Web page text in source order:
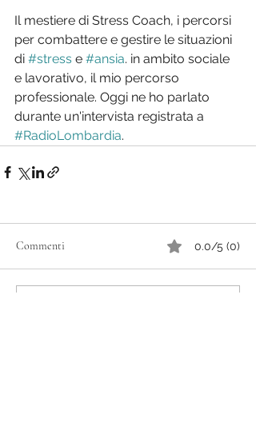
Il mestiere di Stress Coach, i percorsi
per combattere e gestire le situazioni
di #stress e #ansia. in ambito sociale
e lavorativo, il mio percorso
professionale. Oggi ne ho parlato
durante un'intervista registrata a
#RadioLombardia.
Commenti 0.0/5 (0)